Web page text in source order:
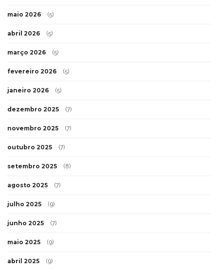
maio 2026 (5)
abril 2026 (5)
março 2026 (5)
fevereiro 2026 (5)
janeiro 2026 (5)
dezembro 2025 (7)
novembro 2025 (7)
outubro 2025 (7)
setembro 2025 (8)
agosto 2025 (7)
julho 2025 (9)
junho 2025 (7)
maio 2025 (9)
abril 2025 (9)